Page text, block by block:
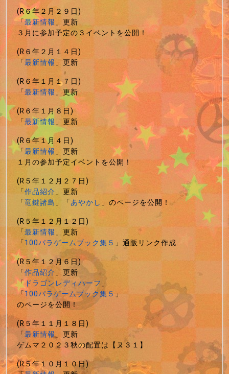
(R６年２月２９日)
「最新情報」更新
３月に参加予定の３イベントを公開！
(R６年２月１４日)
「最新情報」更新
(R６年１月１７日)
「最新情報」更新
(R６年１月８日)
「最新情報」更新
(R６年１月４日)
「最新情報」更新
１月の参加予定イベントを公開！
(R５年１２月２７日)
「作品紹介」更新
「竜鍵諸島」「あやかし」のページを公開！
(R５年１２月１２日)
「最新情報」更新
「100パラゲームブック集５ 」通販リンク作成
(R５年１２月６日)
「作品紹介」更新
「ドラゴンレディハーフ」
「100パラゲームブック集５ 」
のページを公開！
(R５年１１月１８日)
「最新情報」更新
ゲムマ２０２３秋の配置は【ヌ３１】
(R５年１０月１０日)